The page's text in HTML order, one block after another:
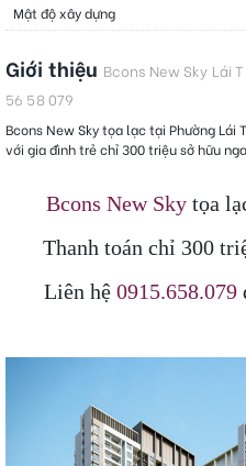
Mật độ xây dựng
Giới thiệu Bcons New Sky Lái
56 58 079
Bcons New Sky tọa lạc tại Phường Lái
với gia đình trẻ chỉ 300 triệu sở hữu
Bcons New Skytọa
Thanh toán chỉ 300
Liên hệ 0915.658.079